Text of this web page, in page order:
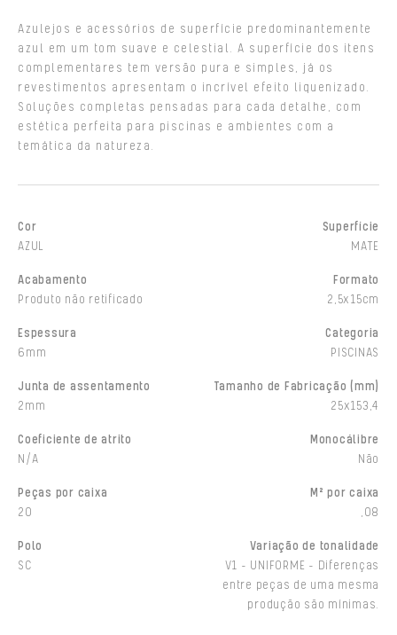
Azulejos e acessórios de superfície predominantemente
azul em um tom suave e celestial. A superfície dos itens
complementares tem versão pura e simples, já os
revestimentos apresentam o incrível efeito liquenizado.
Soluções completas pensadas para cada detalhe, com
estética perfeita para piscinas e ambientes com a
temática da natureza.
Cor
AZUL
Superfície
MATE
Acabamento
Produto não retificado
Formato
2,5x15cm
Espessura
6mm
Categoria
PISCINAS
Junta de assentamento
2mm
Tamanho de Fabricação (mm)
25x153,4
Coeficiente de atrito
N/A
Monocálibre
Não
Peças por caixa
20
M² por caixa
,08
Polo
SC
Variação de tonalidade
V1 - UNIFORME - Diferenças
entre peças de uma mesma
produção são mínimas.